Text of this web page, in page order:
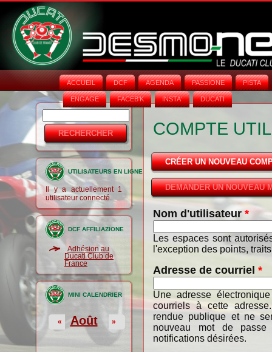
ACCUEIL DCF AGENDA PASSIONE PISTA
ENGAGE FACEB'K INSTA‘ DUCATI
Formulaire
de
recherche
UTILISATEURS EN LIGNE
Il y a actuellement 1
utilisateur connecté.
DCF AFFILIAZIONE
Adhésion au
Ducati Club de
France
MINI CALENDRIER
Août
« »
COMPTE
CRÉER UN NOUVEAU
DEMANDER UN NOUVEAU
Nom d'utilisateur *
Les espaces sont
l'exception des points,
Adresse de courriel *
Une adresse
courriels à cette
rendue publique et ne
nouveau mot de
notifications désirées.